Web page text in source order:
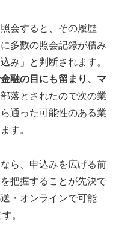
会すると、その履歴
多数の照会記録が積み
み」と判断されます。
融の目にも留まり、マ
落とされたので次の業
通った可能性のある業
す。
ら、申込みを広げる前
把握することが先決で
・オンラインで可能
。